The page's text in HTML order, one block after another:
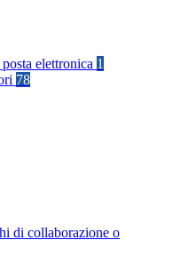
elettronica 1
78
di collaborazione o